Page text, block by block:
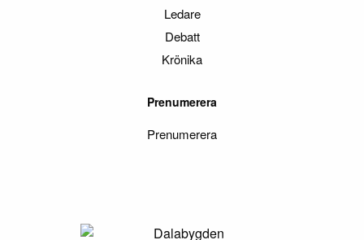
Ledare
Debatt
Krönika
Prenumerera
Prenumerera